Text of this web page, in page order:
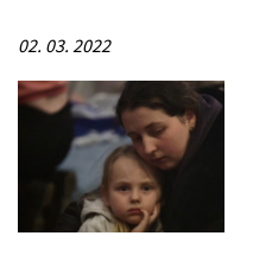
02. 03. 2022